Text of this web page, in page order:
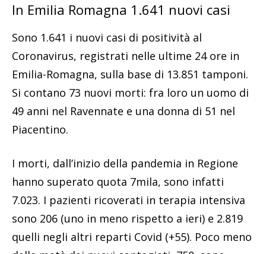
In Emilia Romagna 1.641 nuovi casi
Sono 1.641 i nuovi casi di positività al
Coronavirus, registrati nelle ultime 24 ore in
Emilia-Romagna, sulla base di 13.851 tamponi.
Si contano 73 nuovi morti: fra loro un uomo di
49 anni nel Ravennate e una donna di 51 nel
Piacentino.
I morti, dall’inizio della pandemia in Regione
hanno superato quota 7mila, sono infatti
7.023. I pazienti ricoverati in terapia intensiva
sono 206 (uno in meno rispetto a ieri) e 2.819
quelli negli altri reparti Covid (+55). Poco meno